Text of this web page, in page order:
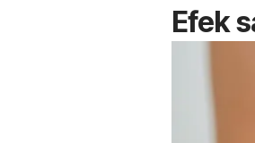
Efek